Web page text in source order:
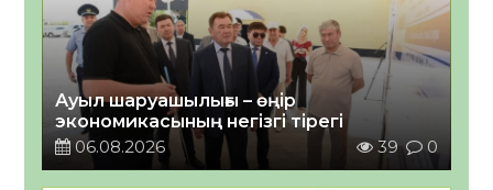
Ауыл шаруашылығы – өңір
экономикасының негізгі тірегі
06.08.2026
39 0